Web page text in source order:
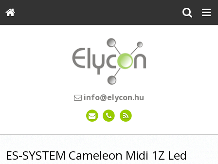
info@elycon.hu
ES-SYSTEM Cameleon Midi 1Z Led